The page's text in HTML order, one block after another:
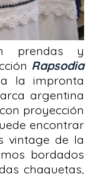
prendas y
Rapsodia
la impronta
argentina
proyección
encontrar
vintage de la
bordados
chaquetas,